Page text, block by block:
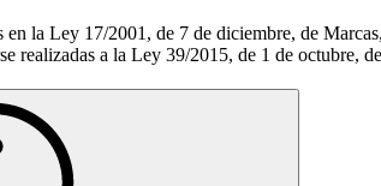
en la Ley 17/2001, de 7 de diciembre, de
realizadas a la Ley 39/2015, de 1 de